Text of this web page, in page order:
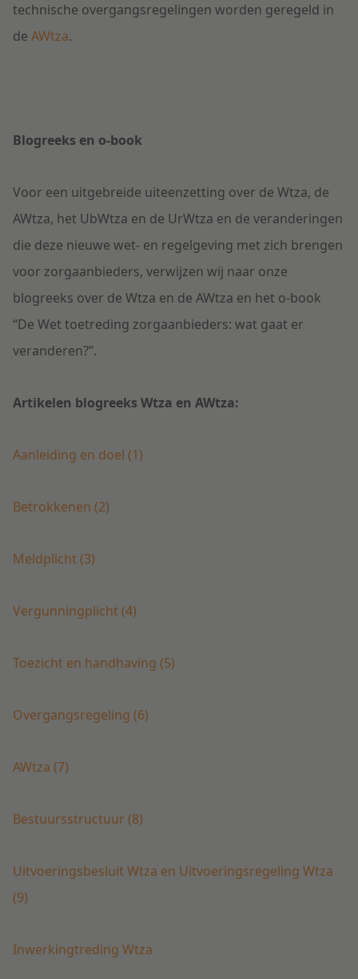
technische overgangsregelingen worden geregeld in
de AWtza.
Blogreeks en o-book
Voor een uitgebreide uiteenzetting over de Wtza, de
AWtza, het UbWtza en de UrWtza en de veranderingen
die deze nieuwe wet- en regelgeving met zich brengen
voor zorgaanbieders, verwijzen wij naar onze
blogreeks over de Wtza en de AWtza en het o-book
“De Wet toetreding zorgaanbieders: wat gaat er
veranderen?”.
Artikelen blogreeks Wtza en AWtza:
Aanleiding en doel (1)
Betrokkenen (2)
Meldplicht (3)
Vergunningplicht (4)
Toezicht en handhaving (5)
Overgangsregeling (6)
AWtza (7)
Bestuursstructuur (8)
Uitvoeringsbesluit Wtza en Uitvoeringsregeling Wtza
(9)
Inwerkingtreding Wtza